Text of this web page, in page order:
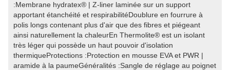
:Membrane hydratex® | Z-liner laminée sur un support
apportant étanchéité et respirabilitéDoublure en fourrure à
polis longs contenant plus d'air que des fibres et piégeant
ainsi naturellement la chaleurEn Thermolite® est un isolant
très léger qui possède un haut pouvoir d'isolation
thermiqueProtections :Protection en mousse EVA et PWR |
aramide à la paumeGénéralités :Sangle de réglage au poignet